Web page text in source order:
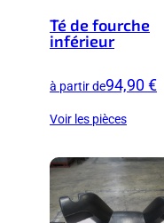
Té de fourche
inférieur
à partir de94,90 €
Voir les pièces